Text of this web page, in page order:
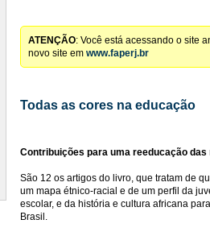
ATENÇÃO: Você está acessando o site
novo site em www.faperj.br
Todas as cores na educação
Contribuições para uma reeducação
São 12 os artigos do livro, que tratam de
um mapa étnico-racial e de um perfil da
escolar, e da história e cultura africana
Brasil.